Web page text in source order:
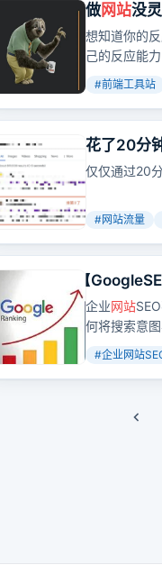
做网站没
想知道你的
己的反应能
#前端工具站
花了20分
仅仅通过20
#网站流量
【
企业网站
何将搜索意
战。
#企业网站